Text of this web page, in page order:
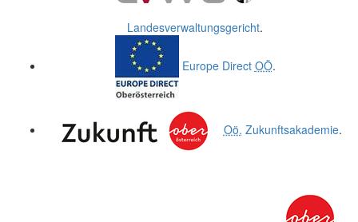
Landesverwaltungsgericht.
Europe Direct OÖ.
Oö. Zukunftsakademie.